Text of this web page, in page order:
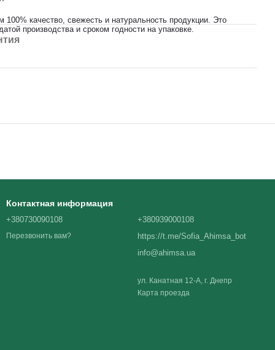
100% качество, свежесть и натуральность продукции. Это
производства и сроком годности на упаковке.
Контактная информация
+380730090108
Перезвонить вам?
+380939000108
https://t.me/Sofia_Ahimsa_bot
info@ahimsa.ua
ул. Канатная 12-А, г. Днепр
Карта проезда